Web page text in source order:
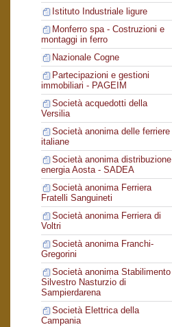
Istituto Industriale ligure
Monferro spa - Costruzioni e
montaggi in ferro
Nazionale Cogne
Partecipazioni e gestioni
immobiliari - PAGEIM
Società acquedotti della
Versilia
Società anonima delle ferriere
italiane
Società anonima distribuzione
energia Aosta - SADEA
Società anonima Ferriera
Fratelli Sanguineti
Società anonima Ferriera di
Voltri
Società anonima Franchi-
Gregorini
Società anonima Stabilimento
Silvestro Nasturzio di
Sampierdarena
Società Elettrica della
Campania